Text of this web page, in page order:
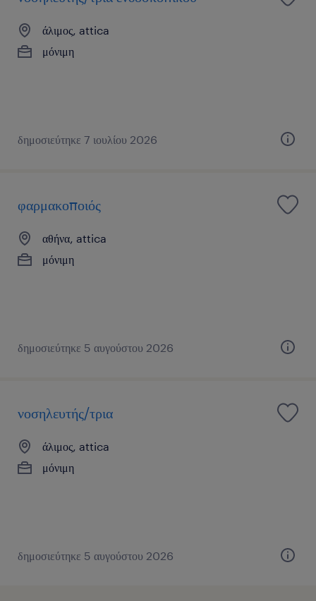
άλιμος, attica
μόνιμη
δημοσιεύτηκε 7 ιουλίου 2026
φαρμακοποιός
αθήνα, attica
μόνιμη
δημοσιεύτηκε 5 αυγούστου 2026
νοσηλευτής/τρια
άλιμος, attica
μόνιμη
δημοσιεύτηκε 5 αυγούστου 2026